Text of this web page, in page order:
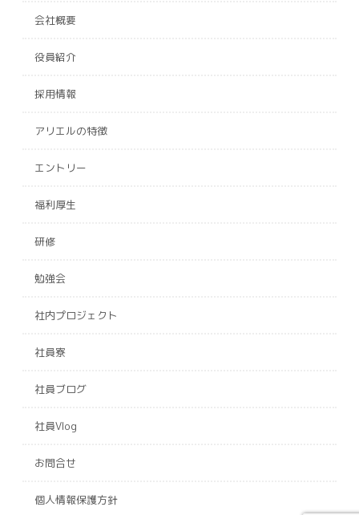
株式会社アリエル
※土曜日、日曜日、祝日、年末年始、
つきましては翌営業日以降の対応とさ
ご本人様が、当社に個人情報を提供さ
ただし、必要な項目をいただけない場
合、適切な対応ができない場合があり
会社概要
役員紹介
採用情報
アリエルの特徴
エントリー
福利厚生
研修
勉強会
社内プロジェクト
社員寮
社員ブログ
社員Vlog
お問合せ
個人情報保護方針